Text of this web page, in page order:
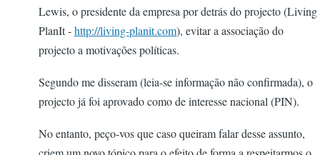
Lewis, o presidente da empresa por detrás do projecto (Living
PlanIt -http://living-planit.com), evitar a associação do
projecto a motivações políticas.
Segundo me disseram (leia-se informação não confirmada), o
projecto já foi aprovado como de interesse nacional (PIN).
No entanto, peço-vos que caso queiram falar desse assunto,